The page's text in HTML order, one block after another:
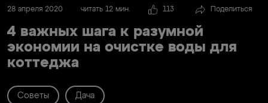
28 апреля 2020 читать 12 мин. 113 Поделиться
4 важных шага к разумной
экономии на очистке воды для
коттеджа
Советы Дача